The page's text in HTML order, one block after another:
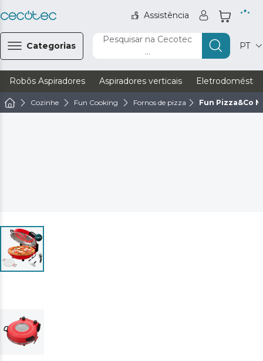
Assistência
Categorias
Pesquisar na Cecotec
...
PT
Robôs Aspiradores Aspiradores verticais
Cozinhe Fun Cooking Fornos de pizza Fun Pizza&Co